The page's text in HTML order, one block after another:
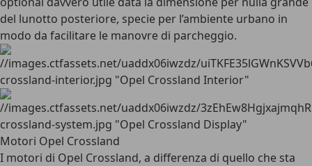
del lunotto posteriore, specie per l’ambiente urbano in
modo da facilitare le manovre di parcheggio.
Motori Opel Crossland
I motori di Opel Crossland, a differenza di quello che sta